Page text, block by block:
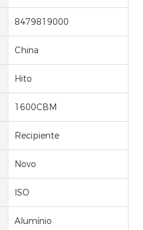
8479819000
China
Hito
1600CBM
Recipiente
Novo
ISO
Alumínio